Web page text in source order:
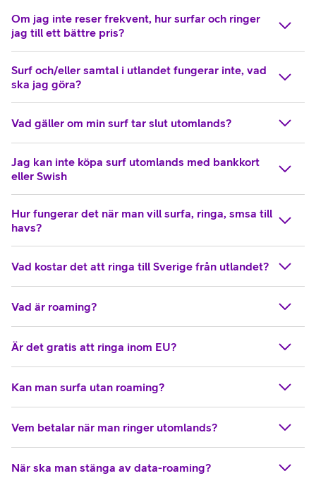
Om jag inte reser frekvent, hur surfar och ringer
jag till ett bättre pris?
Surf och/eller samtal i utlandet fungerar inte, vad
ska jag göra?
Vad gäller om min surf tar slut utomlands?
Jag kan inte köpa surf utomlands med bankkort
eller Swish
Hur fungerar det när man vill surfa, ringa, smsa till
havs?
Vad kostar det att ringa till Sverige från utlandet?
Vad är roaming?
Är det gratis att ringa inom EU?
Kan man surfa utan roaming?
Vem betalar när man ringer utomlands?
När ska man stänga av data-roaming?